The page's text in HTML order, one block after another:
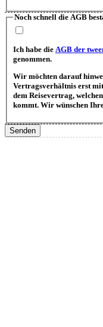
Noch schnell die AGB
Ich habe die AGB der
genommen.
Wir möchten darauf
Vertragsverhältnis erst
dem Reisevertrag,
kommt. Wir wünschen
Senden